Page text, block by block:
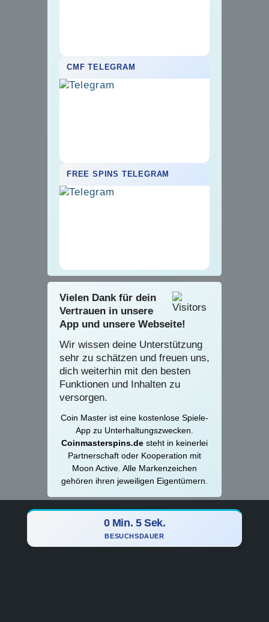
CMF TELEGRAM
FREE SPINS TELEGRAM
Vielen Dank für dein
Vertrauen in unsere
App und unsere Webseite!
Wir wissen deine Unterstützung
sehr zu schätzen und freuen uns,
dich weiterhin mit den besten
Funktionen und Inhalten zu
versorgen.
Coin Master ist eine kostenlose Spiele-
App zu Unterhaltungszwecken.
Coinmasterspins.de steht in keinerlei
Partnerschaft oder Kooperation mit
Moon Active. Alle Markenzeichen
gehören ihren jeweiligen Eigentümern.
0 Min. 5 Sek.
BESUCHSDAUER